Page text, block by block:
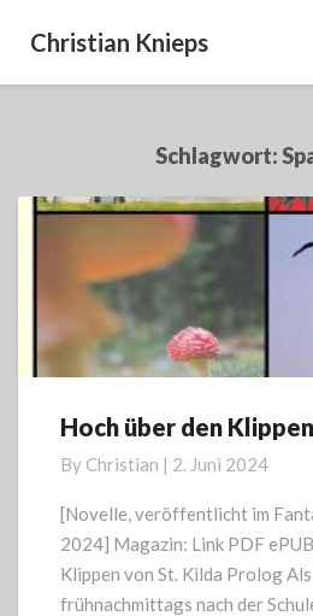
Christian Knieps
Schlagwort:
Hoch
den
Klippen
von
St.
Kilda
Hoch über den
By Christian | 2. Juni 2024
[Novelle, veröffentlicht im
2024] Magazin: Link PDF
Klippen von St. Kilda Prolog
frühnachmittags nach der